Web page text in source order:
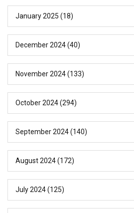
January 2025 (18)
December 2024(40)
November 2024(133)
October 2024(294)
September 2024(140)
August 2024(172)
July 2024(125)